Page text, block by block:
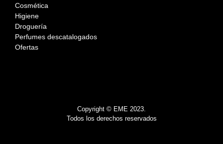
Copyright © EME 2023.
Todos los derechos reservados
Cosmética
Higiene
Droguería
Perfumes descatalogados
Ofertas